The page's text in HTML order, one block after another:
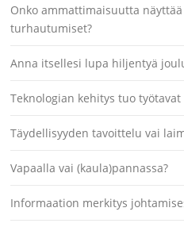
Onko ammattimaisuutta
turhautumiset?
Anna itsellesi lupa hiljentyä
Teknologian kehitys tuo työtavat
Täydellisyyden tavoittelu vai
Vapaalla vai (kaula)pannassa?
Informaation merkitys